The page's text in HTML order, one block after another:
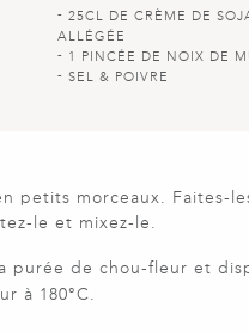
25CL DE CRÈME DE
ALLÉGÉE
1 PINCÉE DE NOIX DE
SEL & POIVRE
petits morceaux. Faites-
le et mixez-le.
purée de chou-fleur et
à 180°C.